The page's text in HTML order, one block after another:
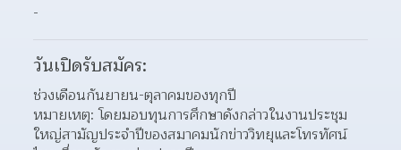
-
วันเปิดรับสมัคร:
ช่วงเดือนกันยายน-ตุลาคมของทุกปี
หมายเหตุ: โดยมอบทุนการศึกษาดังกล่าวในงานประชุม
ใหญ่สามัญประจำปีของสมาคมนักข่าววิทยุและโทรทัศน์